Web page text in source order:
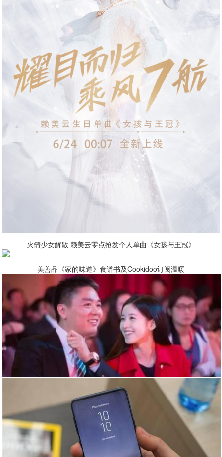
火箭少女解散 赖美云零点抢发个人单曲《女孩与王冠》
美善品《家的味道》食谱书及Cookidoo订阅温暖